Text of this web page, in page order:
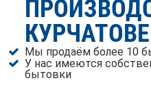
КУРЧАТОВЕ
Мы продаём более 10
У нас имеются
бытовки